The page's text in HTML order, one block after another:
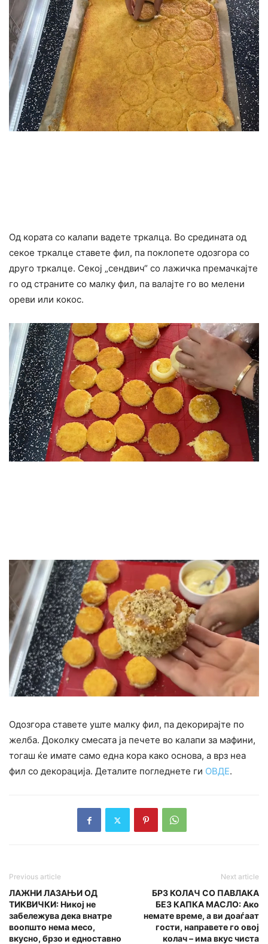
Од кората со калапи вадете тркалца. Во средината од
секое тркалце ставете фил, па поклопете одозгора со
друго тркалце. Секој „сендвич“ со лажичка премачкајте
го од страните со малку фил, па валајте го во мелени
ореви или кокос.
Одозгора ставете уште малку фил, па декорирајте по
желба. Доколку смесата ја печете во калапи за мафини,
тогаш ќе имате само една кора како основа, а врз неа
фил со декорација. Деталите погледнете ги ОВДЕ.
Previous article
ЛАЖНИ ЛАЗАЊИ ОД
ТИКВИЧКИ: Никој не
забележува дека внатре
воопшто нема месо,
вкусно, брзо и едноставно
Next article
БРЗ КОЛАЧ СО ПАВЛАКА
БЕЗ КАПКА МАСЛО: Ако
немате време, а ви доаѓаат
гости, направете го овој
колач – има вкус чиста